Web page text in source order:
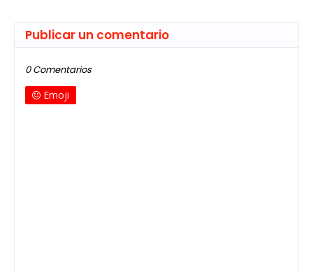
Publicar un comentario
0 Comentarios
Emoji